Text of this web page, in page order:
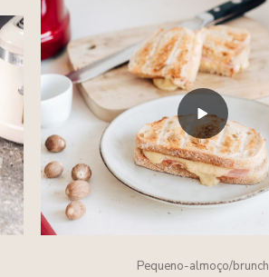
Pequeno-almoço/brunch